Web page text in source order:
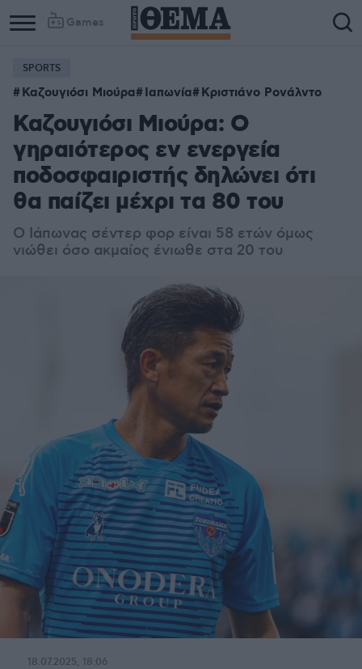
Games
SPORTS
Καζουγιόσι Μιούρα Ιαπωνία Κριστιάνο Ρονάλντο
Καζουγιόσι Μιούρα: Ο
γηραιότερος εν ενεργεία
ποδοσφαιριστής δηλώνει ότι
θα παίζει μέχρι τα 80 του
Ο Ιάπωνας σέντερ φορ είναι 58 ετών όμως
νιώθει όσο ακμαίος ένιωθε στα 20 του
18.07.2025, 18:06